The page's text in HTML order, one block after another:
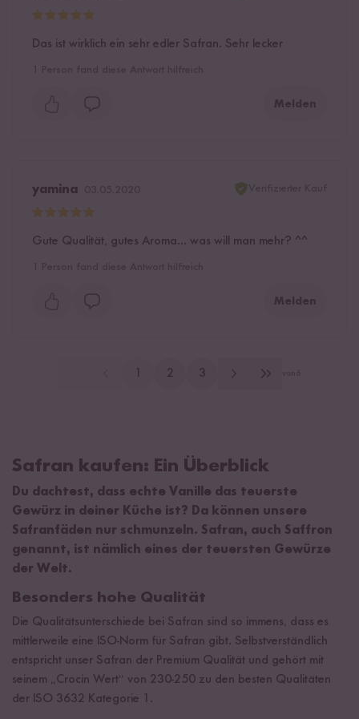
Das ist wirklich ein sehr edler Safran. Sehr lecker
Melden
yamina
Gute Qualität, gutes Aroma... was will man mehr? ^^
Melden
2 3
Safran kaufen: Ein Überblick
Du dachtest, dass echte Vanille das teuerste
Gewürz in deiner Küche ist? Da können unsere
Safranfäden nur schmunzeln. Safran, auch Saffron
genannt, ist nämlich eines der teuersten Gewürze
der Welt.
Besonders hohe Qualität
Die Qualitätsunterschiede bei Safran sind so immens, dass es
mittlerweile eine ISO-Norm für Safran gibt. Selbstverständlich
entspricht unser Safran der Premium Qualität und gehört mit
seinem „Crocin Wert“ von 230-250 zu den besten Qualitäten
der ISO 3632 Kategorie 1.